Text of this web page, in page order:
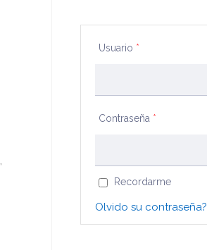
Usuario *
Contraseña *
Recordarme
Olvido su contraseña?